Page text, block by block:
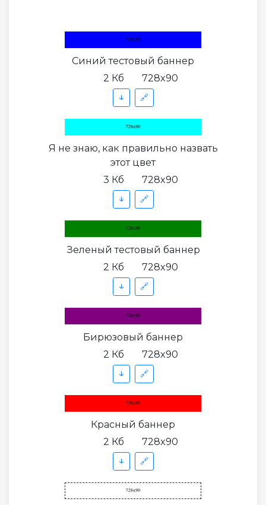
Синий тестовый баннер
2 Кб
728x90
↓ 🔗
Я не знаю, как правильно назвать
этот цвет
3 Кб
728x90
↓ 🔗
Зеленый тестовый баннер
2 Кб
728x90
↓ 🔗
Бирюзовый баннер
2 Кб
728x90
↓ 🔗
Красный баннер
2 Кб
728x90
↓ 🔗